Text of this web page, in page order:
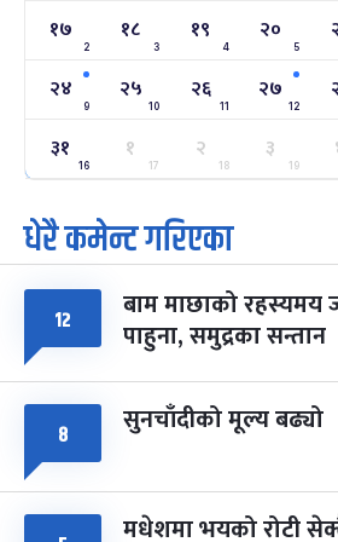
सोम
अन्तराष्ट्रिय नारी दिवस
फाल्गुन २४, २०८३- Mar 8, 2027
२५
मंगल
ग्याल्पो ल्होसार
फाल्गुन २५, २०८३ Mar 9, 2027
७
आइत
पूर्णिमा व्रत
चैत्र ७, २०८३-Mar 21, 2027
८ फागुपूर्णिमा
चैत्र ८, २०८३-Mar 22, 2027
१७
2
१८
3
१९
4
२०
5
२४
9
२५
10
२६
11
२७
12
३१
16
१
17
२
18
३
19
धेरै कमेन्ट गरिएका
१२ बाम माछाको रहस्यमय
पाहुना, समुद्रका सन्तान
८ सुनचाँदीको मूल्य बढ्यो
मधेशमा भयको रोटी